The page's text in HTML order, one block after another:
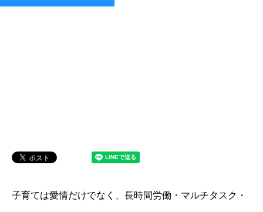
子育ては愛情だけでなく、長時間労働・マルチタスク・